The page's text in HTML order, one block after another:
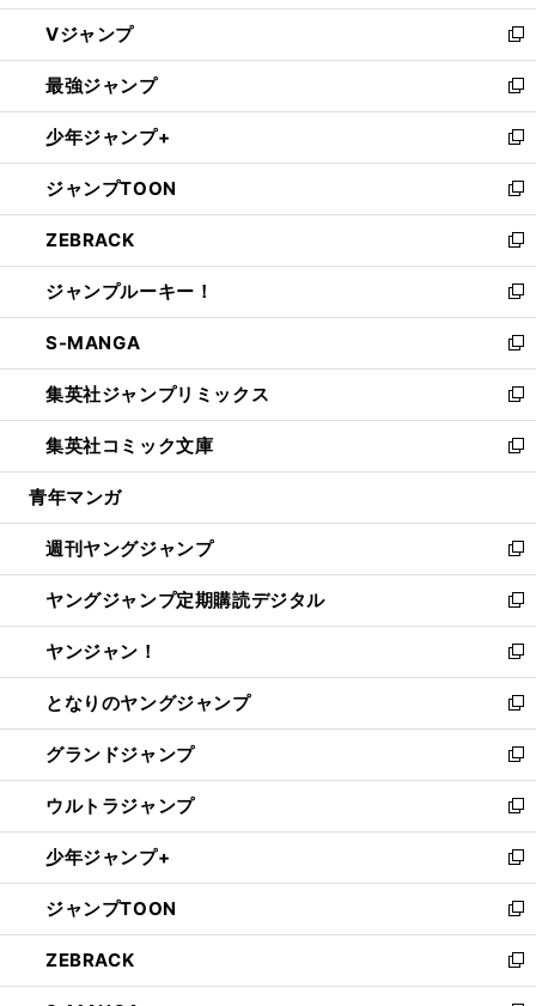
ウ
ィ
ン
ド
ウ
で
開
く
し
い
ウ
ィ
ン
ド
ウ
で
開
く
Vジャンプ
新
し
い
ウ
ィ
ン
ド
ウ
で
開
く
最強ジャンプ
新
し
い
ウ
ィ
ン
ド
ウ
で
開
く
少年ジャンプ+
新
し
い
ウ
ィ
ン
ド
ウ
で
開
く
ジャンプTOON
新
し
い
ウ
ィ
ン
ド
ウ
で
開
く
ZEBRACK
新
し
い
ウ
ィ
ン
ド
ウ
で
開
ジャンプルーキー！
新
し
い
ウ
ィ
ン
ド
ウ
開
く
S-MANGA
新
し
い
ウ
ィ
ン
ウ
で
開
く
集英社ジャンプリミックス
新
し
い
ウ
ン
ド
ウ
で
開
く
集英社コミック文庫
新
し
ウ
ィ
ン
ド
ウ
で
開
く
青年マンガ
週刊ヤングジャンプ
新
し
い
ウ
ィ
ン
ド
ウ
で
開
く
ヤングジャンプ定期購読デジタル
新
し
い
ウ
ィ
ン
ド
ウ
で
開
く
ヤンジャン！
新
し
い
ウ
ィ
ン
ド
ウ
で
開
く
となりのヤングジャンプ
新
し
い
ウ
ィ
ン
ド
ウ
で
開
く
グランドジャンプ
新
し
い
ウ
ィ
ン
ド
ウ
で
開
ウルトラジャンプ
新
し
い
ウ
ィ
ン
ド
ウ
少年ジャンプ+
新
し
い
ウ
ィ
ン
ジャンプTOON
新
し
い
ウ
ZEBRACK
新
し